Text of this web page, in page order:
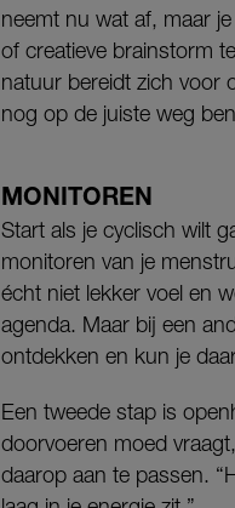
neemt nu wat af, maar
of creatieve brainstorm
natuur bereidt zich voor
nog op de juiste weg
MONITOREN
Start als je cyclisch wilt
monitoren van je
écht niet lekker voel en
agenda. Maar bij een
ontdekken en kun je
Een tweede stap is
doorvoeren moed
daarop aan te passen.